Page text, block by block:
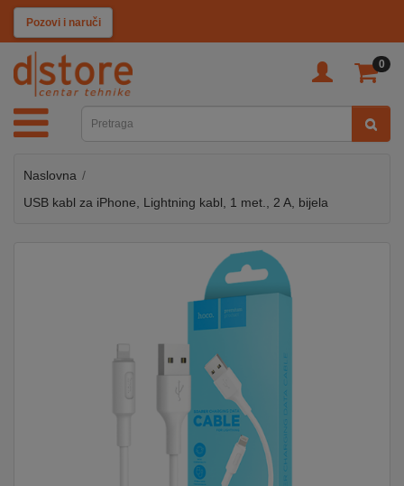
Pozovi i naruči
0
KATEGORIJE
TV
SAT
MOBILNI
UREĐAJI
Naslovna
USB kabl za iPhone, Lightning kabl, 1 met., 2 A, bijela